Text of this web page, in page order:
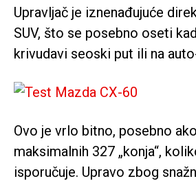
Upravljač je iznenađujuće
SUV, što se posebno oseti
krivudavi seoski put ili na
Ovo je vrlo bitno, posebno
maksimalnih 327 „konja“,
isporučuje. Upravo zbog